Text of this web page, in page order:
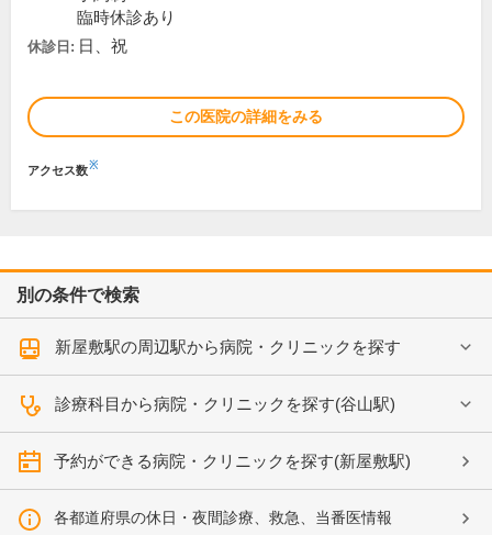
臨時休診あり
休診日: 日、祝
この医院の詳細をみる
アクセス数※
別の条件で検索
新屋敷駅の周辺駅から病院・クリニックを探す
診療科目から病院・クリニックを探す(谷山駅)
予約ができる病院・クリニックを探す(新屋敷駅)
各都道府県の休日・夜間診療、救急、当番医情報